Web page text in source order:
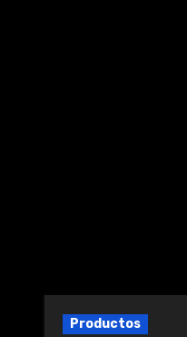
Productos